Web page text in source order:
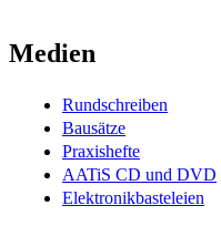
Medien
Rundschreiben
Bausätze
Praxishefte
AATiS CD und DVD
Elektronikbasteleien